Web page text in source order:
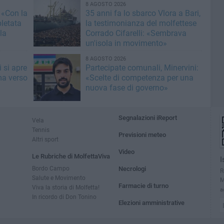
la
8 AGOSTO 2026
35 anni fa lo sbarco Vlora a Bari,
la testimonianza del molfettese
Corrado Cifarelli: «Sembrava
un'isola in movimento»
si apre
verso
8 AGOSTO 2026
Partecipate comunali, Minervini:
«Scelte di competenza per una
nuova fase di governo»
Vela
Tennis
Altri sport
Le Rubriche di MolfettaViva
Bordo Campo
Salute e Movimento
Viva la storia di Molfetta!
In ricordo di Don Tonino
Segnalazioni iReport
Previsioni meteo
Video
Necrologi
Farmacie di turno
Elezioni amministrative